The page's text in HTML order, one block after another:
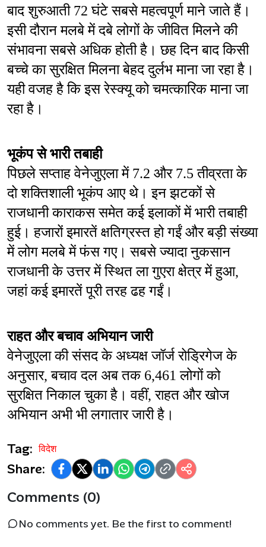
बाद शुरुआती 72 घंटे सबसे महत्वपूर्ण माने जाते हैं।
इसी दौरान मलबे में दबे लोगों के जीवित मिलने की
संभावना सबसे अधिक होती है। छह दिन बाद किसी
बच्चे का सुरक्षित मिलना बेहद दुर्लभ माना जा रहा है।
यही वजह है कि इस रेस्क्यू को चमत्कारिक माना जा
रहा है।
भूकंप से भारी तबाही
पिछले सप्ताह वेनेजुएला में 7.2 और 7.5 तीव्रता के
दो शक्तिशाली भूकंप आए थे। इन झटकों से
राजधानी काराकस समेत कई इलाकों में भारी तबाही
हुई। हजारों इमारतें क्षतिग्रस्त हो गईं और बड़ी संख्या
में लोग मलबे में फंस गए। सबसे ज्यादा नुकसान
राजधानी के उत्तर में स्थित ला गुएरा क्षेत्र में हुआ,
जहां कई इमारतें पूरी तरह ढह गईं।
राहत और बचाव अभियान जारी
वेनेजुएला की संसद के अध्यक्ष जॉर्ज रोड्रिगेज के
अनुसार, बचाव दल अब तक 6,461 लोगों को
सुरक्षित निकाल चुका है। वहीं, राहत और खोज
अभियान अभी भी लगातार जारी है।
Tag: विदेश
Share:
Comments (0)
No comments yet. Be the first to comment!